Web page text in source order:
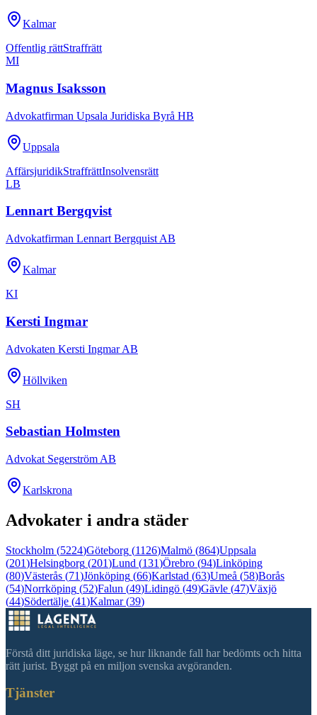
Kalmar
Offentlig rättStraffrätt
MI
Magnus Isaksson
Advokatfirman Upsala Juridiska Byrå HB
Uppsala
AffärsjuridikStraffrättInsolvensrätt
LB
Lennart Bergqvist
Advokatfirman Lennart Bergquist AB
Kalmar
KI
Kersti Ingmar
Advokaten Kersti Ingmar AB
Höllviken
SH
Sebastian Holmsten
Advokat Segerström AB
Karlskrona
Advokater i andra städer
Stockholm (5224)Göteborg (1126)Malmö (864)Uppsala
(201)Helsingborg (201)Lund (131)Örebro (94)Linköping
(80)Västerås (71)Jönköping (66)Karlstad (63)Umeå (58)Borås
(54)Norrköping (52)Falun (49)Lidingö (49)Gävle (47)Växjö
(44)Södertälje (41)Kalmar(39)
Förstå ditt juridiska läge, se hur liknande fall har bedömts och hitta
rätt jurist. Byggt på en miljon svenska avgöranden.
Tjänster